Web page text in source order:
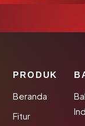
PRODUK
Beranda
Fitur